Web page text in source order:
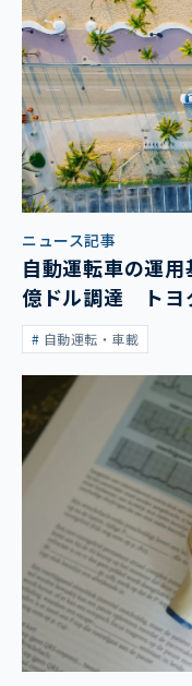
ニュース記事
自動運転車の運
億ドル調達 トヨ
自動運転・車載